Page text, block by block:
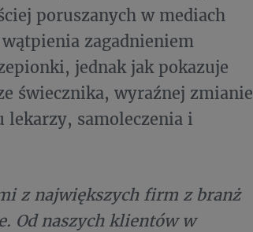
poruszanych w mediach
zagadnieniem
jednak jak pokazuje
świecznika, wyraźnej zmianie
lekarzy, samoleczenia i
z największych firm z branż
Od naszych klientów w